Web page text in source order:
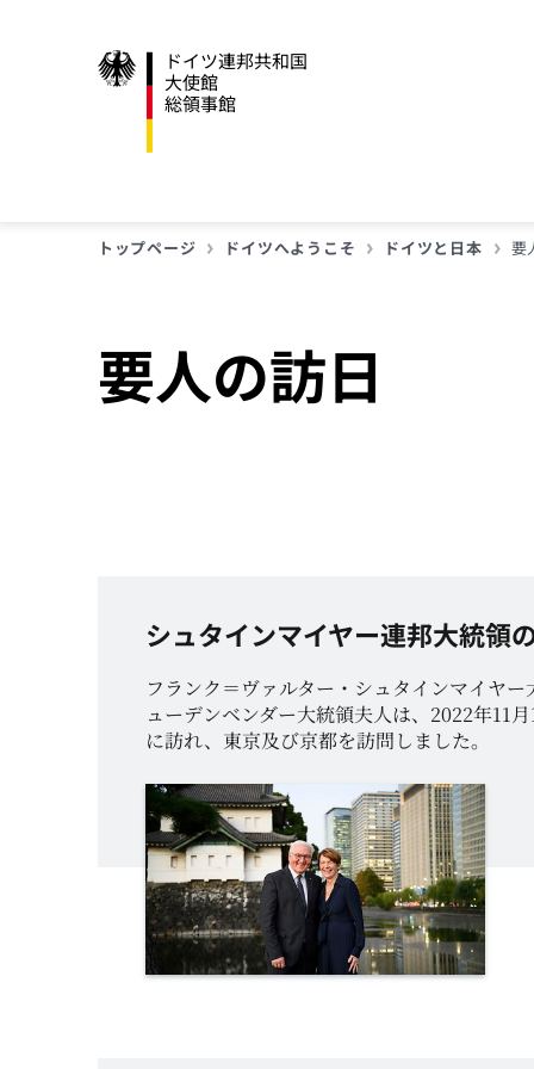
ドイツ連邦共和国
大使館
総領事館
トップページ ドイツへようこそ ドイツと日本 要
要人の訪日
シュタインマイヤー連邦大統領
フランク＝ヴァルター・シュタインマイヤ
ューデンベンダー大統領夫人は、2022年11
に訪れ、東京及び京都を訪問しました。